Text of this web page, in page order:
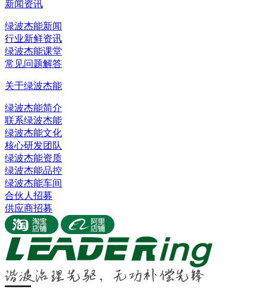
新闻资讯
绿波杰能新闻
行业新鲜资讯
绿波杰能课堂
常见问题解答
关于绿波杰能
绿波杰能简介
联系绿波杰能
绿波杰能文化
核心研发团队
绿波杰能资质
绿波杰能品控
绿波杰能车间
合伙人招募
供应商招募